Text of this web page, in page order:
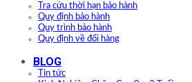
Tra cứu thời hạn bảo hành
Quy định bảo hành
Quy trình bảo hành
Quy định về đổi hàng
BLOG
Tin tức